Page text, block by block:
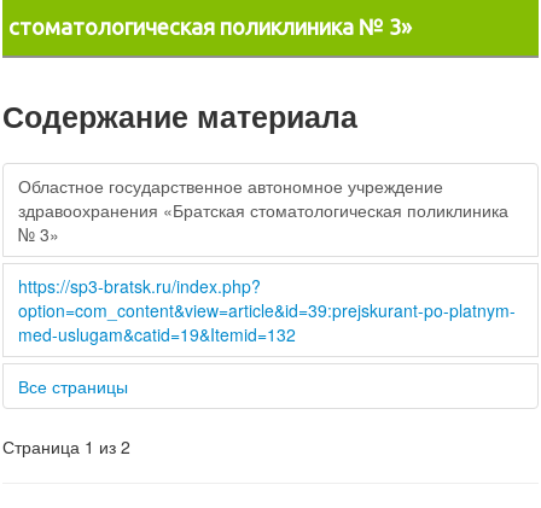
стоматологическая поликлиника № 3»
Содержание материала
Областное государственное автономное учреждение
здравоохранения «Братская стоматологическая поликлиника
№ 3»
https://sp3-bratsk.ru/index.php?
option=com_content&view=article&id=39:prejskurant-po-platnym-
med-uslugam&catid=19&Itemid=132
Все страницы
Страница 1 из 2